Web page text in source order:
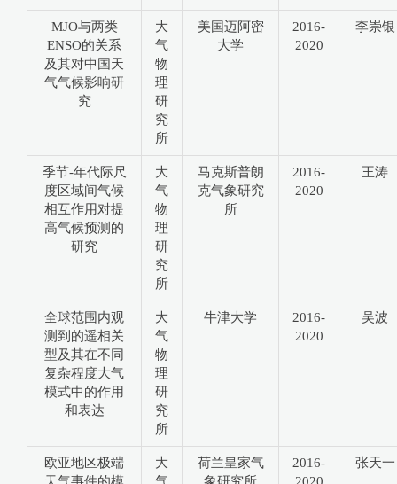
MJO与两类
ENSO的关系
及其对中国天
气气候影响研
究
大
气
物
理
研
究
所
美国迈阿密
大学
2016-
2020
李崇银
季节-年代际尺
度区域间气候
相互作用对提
高气候预测的
研究
大
气
物
理
研
究
所
马克斯普朗
克气象研究
所
2016-
2020
王涛
全球范围内观
测到的遥相关
型及其在不同
复杂程度大气
模式中的作用
和表达
大
气
物
理
研
究
所
牛津大学
2016-
2020
吴波
欧亚地区极端
大
荷兰皇家气
2016-
张天一